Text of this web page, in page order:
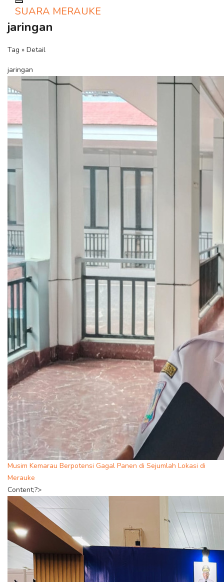
Toggle navigation
SUARA MERAUKE
jaringan
Tag » Detail
jaringan
Musim Kemarau Berpotensi Gagal Panen di Sejumlah Lokasi di
Merauke
Content;?>